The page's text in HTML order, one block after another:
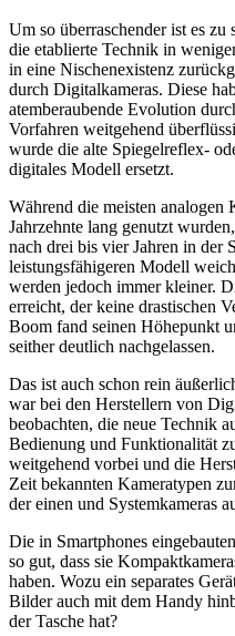
Um so überraschender ist es
die etablierte Technik in
in eine Nischenexistenz
durch Digitalkameras. Diese
atemberaubende Evolution
Vorfahren weitgehend
wurde die alte Spiegelreflex-
digitales Modell ersetzt.
Während die meisten analogen
Jahrzehnte lang genutzt
nach drei bis vier Jahren in der
leistungsfähigeren Modell
werden jedoch immer kleiner.
erreicht, der keine drastischen
Boom fand seinen Höhepunkt
seither deutlich nachgelassen.
Das ist auch schon rein
war bei den Herstellern von
beobachten, die neue Technik
Bedienung und Funktionalität
weitgehend vorbei und die
Zeit bekannten Kameratypen
der einen und Systemkameras
Die in Smartphones
so gut, dass sie
haben. Wozu ein separates
Bilder auch mit dem Handy
der Tasche hat?